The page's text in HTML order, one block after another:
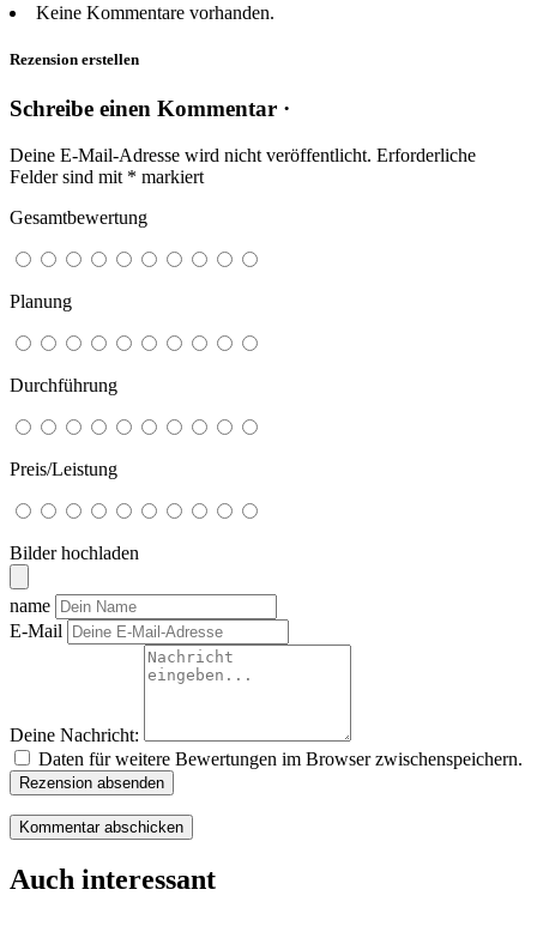
Keine Kommentare vorhanden.
Rezension erstellen
Schreibe einen Kommentar ·
Deine E-Mail-Adresse wird nicht veröffentlicht. Erforderliche
Felder sind mit * markiert
Gesamtbewertung
Planung
Durchführung
Preis/Leistung
Bilder hochladen
name
E-Mail
Deine Nachricht:
Daten für weitere Bewertungen im Browser zwischenspeichern.
Rezension absenden
Auch interessant